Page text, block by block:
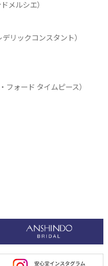
メルシエ）
リックコンスタント）
フォード タイムピース）